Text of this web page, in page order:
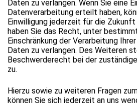
Daten zu verlangen. Wenn Sie eine
Datenverarbeitung erteilt haben,
Einwilligung jederzeit für die
haben Sie das Recht, unter
Einschränkung der Verarbeitung
Daten zu verlangen. Des Weiteren
Beschwerderecht bei der
zu.
Hierzu sowie zu weiteren Fragen
können Sie sich jederzeit an uns